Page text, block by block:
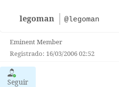
legoman @legoman
Eminent Member
Registrado: 16/03/2006 02:52
Seguir